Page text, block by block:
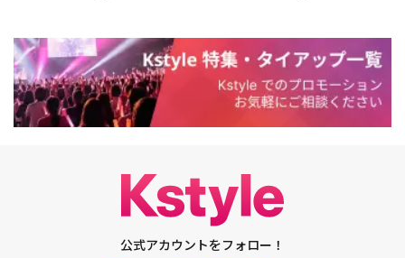
公式アカウントをフォロー！